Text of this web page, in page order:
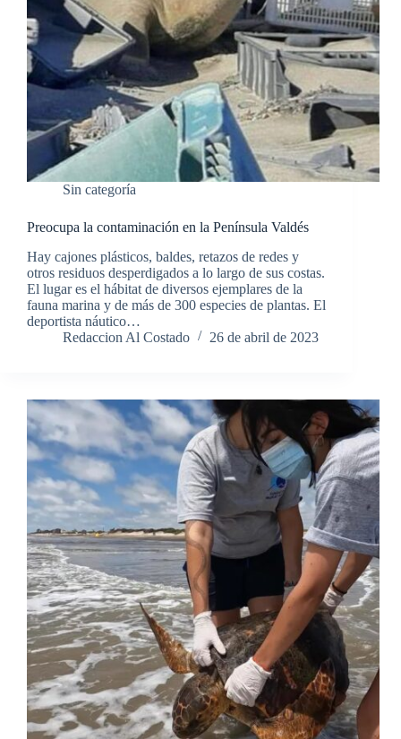
Sin categoría
Preocupa la contaminación en la Península Valdés
Hay cajones plásticos, baldes, retazos de redes y
otros residuos desperdigados a lo largo de sus costas.
El lugar es el hábitat de diversos ejemplares de la
fauna marina y de más de 300 especies de plantas. El
deportista náutico…
Redaccion Al Costado
26 de abril de 2023